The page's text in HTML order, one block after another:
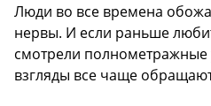
Люди во все времена
нервы. И если раньше
смотрели полнометражные
взгляды все чаще